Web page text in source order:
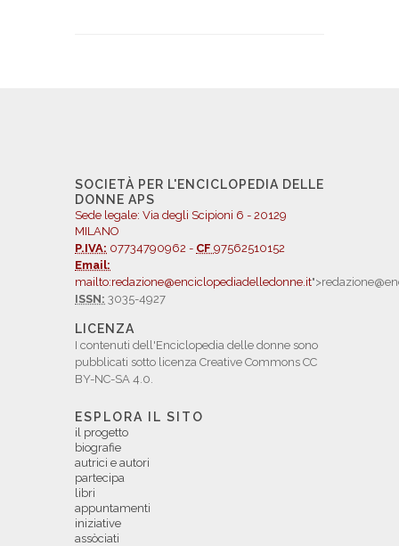
SOCIETÀ PER L'ENCICLOPEDIA DELLE
DONNE APS
Sede legale: Via degli Scipioni 6 - 20129
MILANO
P.IVA: 07734790962 - CF 97562510152
Email:
mailto:redazione@enciclopediadelledonne.it
ISSN: 3035-4927
LICENZA
I contenuti dell'Enciclopedia delle donne sono
pubblicati sotto licenza Creative Commons CC
BY-NC-SA 4.0.
ESPLORA IL SITO
il progetto
biografie
autrici e autori
partecipa
libri
appuntamenti
iniziative
assòciati